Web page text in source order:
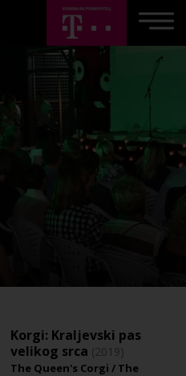
Korgi: Kraljevski pas
velikog srca (2019)
The Queen's Corgi / The